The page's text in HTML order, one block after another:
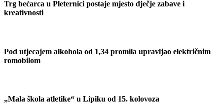
Trg bećarca u Pleternici postaje mjesto dječje zabave i
kreativnosti
Pod utjecajem alkohola od 1,34 promila upravljao električnim
romobilom
„Mala škola atletike“ u Lipiku od 15. kolovoza